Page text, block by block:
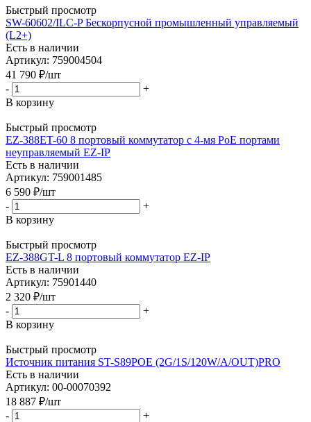
Быстрый просмотр
SW-60602/ILC-P Бескорпусной промышленный управляемый
(L2+)
Есть в наличии
Артикул: 759004504
41 790 ₽/шт
-
+
В корзину
Быстрый просмотр
EZ-388ET-60 8 портовый коммутатор с 4-мя PoE портами
неуправляемый EZ-IP
Есть в наличии
Артикул: 759001485
6 590 ₽/шт
-
+
В корзину
Быстрый просмотр
EZ-388GT-L 8 портовый коммутатор EZ-IP
Есть в наличии
Артикул: 75901440
2 320 ₽/шт
-
+
В корзину
Быстрый просмотр
Источник питания ST-S89POE (2G/1S/120W/А/OUT)PRO
Есть в наличии
Артикул: 00-00070392
18 887 ₽/шт
-
+